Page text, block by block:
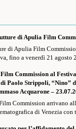
di Apulia Film
di Apulia Film
fino a venerdì 21 agosto
Commission al
Paolo Strippoli, “Nino”
Acquarone –
Commission arrivano
di Venezia con